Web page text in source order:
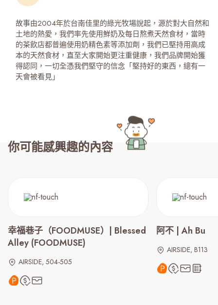
故事由2004年於台南佳里的綠光牧場說起，源於對大自然和
土地的熱愛，我們率先使用鮮奶及每日熬煮天然食材，當時
的茶飲店都普遍使用奶精色素等添加劑，我們已堅持用高成
本的天然食材，直至大家開始更注重健康，我們品牌開始獲
得認同，一切全憑我們堅守的信念「堅持好的東西，總有一
天會被看見」
你可能感興趣的內容
幸福巷子（FOODMUSE）| Blessed
Alley (FOODMUSE)
AIRSIDE, 504-505
阿不 | Ah Bu
AIRSIDE, B113